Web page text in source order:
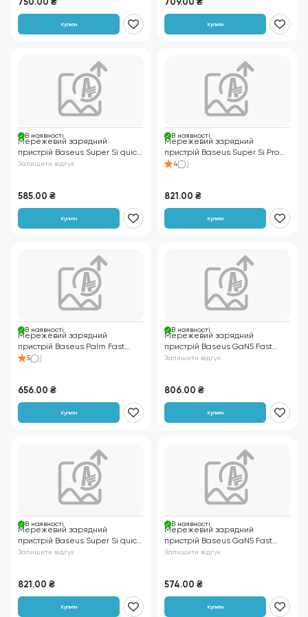
котами
Купити Купити
В нaявності
Мережевий зарядний
пристрій Baseus Super Si quick
charger IC 30W EU білий
Залишити відгук
585.00 ₴
Купити
В нaявності
Мережевий зарядний
пристрій Baseus Super Si Pro
Quick Charger C+U 30W EU
4 1
821.00 ₴
Купити
В нaявності
Мережевий зарядний
пристрій Baseus Palm Fast
Charger 30W (Type-C+USB)
5 1
656.00 ₴
Купити
В нaявності
Мережевий зарядний
пристрій Baseus GaN5 Fast
Charger (mini) 1C 30W білий
Залишити відгук
806.00 ₴
Купити
В нaявності
Мережевий зарядний
пристрій Baseus Super Si quick
charger IC 30W чорний
Залишити відгук
821.00 ₴
Купити
В нaявності
Мережевий зарядний
пристрій Baseus GaN5 Fast
Charger (mini) 1C 25W білий
Залишити відгук
574.00 ₴
Купити